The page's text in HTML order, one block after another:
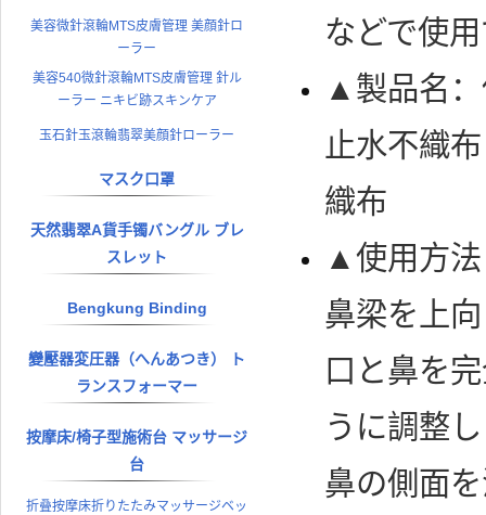
美容微針滾輪MTS皮膚管理 美顔針ロ
ーラー
美容540微針滾輪MTS皮膚管理 針ル
ーラー ニキビ跡スキンケア
玉石針玉滾輪翡翠美顔針ローラー
マスク口罩
天然翡翠A貨手镯バングル ブレ
スレット
Bengkung Binding
變壓器変圧器（へんあつき） ト
ランスフォーマー
按摩床/椅子型施術台 マッサージ
台
折叠按摩床折りたたみマッサージベッ
などで使
▲製品名：
止水不織
織布
▲使用方法
鼻梁を上
口と鼻を
うに調整
鼻の側面